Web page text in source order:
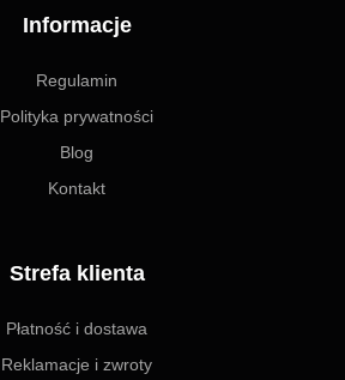
Informacje
Regulamin
Polityka prywatności
Blog
Kontakt
Strefa klienta
Płatność i dostawa
Reklamacje i zwroty